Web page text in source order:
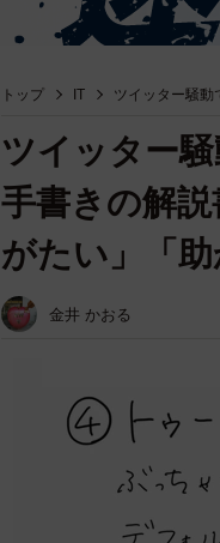
トップ IT ツイッター騒
ツイッター
手書きの解
がたい」「助
金井 かおる